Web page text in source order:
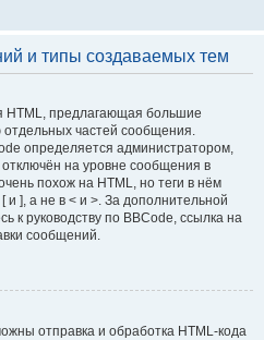
и типы создаваемых тем
HTML, предлагающая большие
частей сообщения.
определяется администратором,
на уровне сообщения в
похож на HTML, но теги в нём
и ], а не в < и >. За дополнительной
к руководству по BBCode, ссылка на
сообщений.
отправка и обработка HTML-кода